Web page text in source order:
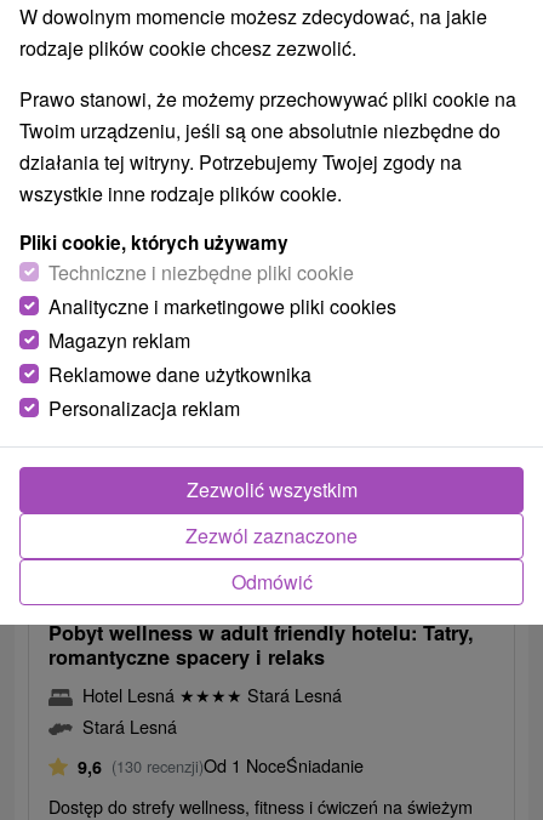
Najlepiej sprzedające
Wsie i miasta
Vyšné Ružbachy(7) Stará Lesná(5)
NAJTAŃSZE NAJDROŻSZE
od299,16zł
Pobyt wellness w adult friendly hotelu: Tatry,
romantyczne spacery i relaks
Hotel Lesná ★★★★ Stará Lesná
Stará Lesná
9,6 (130 recenzji)Od 1 NoceŚniadanie
Dostęp do strefy wellness, fitness i ćwiczeń na świeżym
W dowolnym momencie możesz zdecydować, na jakie
rodzaje plików cookie chcesz zezwolić.
Prawo stanowi, że możemy przechowywać pliki cookie na
Twoim urządzeniu, jeśli są one absolutnie niezbędne do
działania tej witryny. Potrzebujemy Twojej zgody na
wszystkie inne rodzaje plików cookie.
Pliki cookie, których używamy
Techniczne i niezbędne pliki cookie
Analityczne i marketingowe pliki cookies
Magazyn reklam
Reklamowe dane użytkownika
Personalizacja reklam
Odmówić
Zezwól zaznaczone
Zezwolić wszystkim